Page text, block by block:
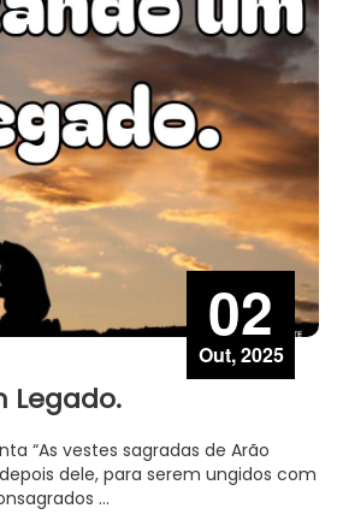
02
Out, 2025
Legado.
“As vestes sagradas de Arão
dele, para serem ungidos com
...